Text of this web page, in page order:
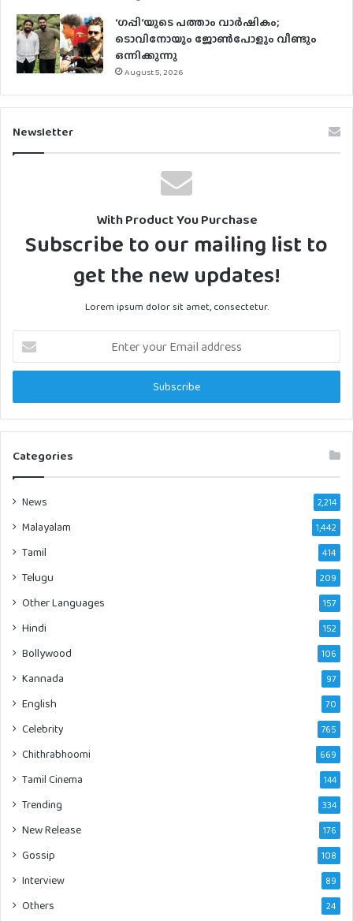
‘ഗപ്പി‘യുടെ പത്താം വാർഷികം;
ടൊവിനോയും ജോൺപോളും വീണ്ടും
ഒന്നിക്കുന്നു
August 5, 2026
Newsletter
With Product You Purchase
Subscribe to our mailing list to
get the new updates!
Lorem ipsum dolor sit amet, consectetur.
Enter
your
Email
Categories
News 2,214
Malayalam 1,442
Tamil 414
Telugu 209
Other Languages 157
Hindi 152
Bollywood 106
Kannada 97
English 70
Celebrity 765
Chithrabhoomi 669
Tamil Cinema 144
Trending 334
New Release 176
Gossip 108
Interview 89
Others 24